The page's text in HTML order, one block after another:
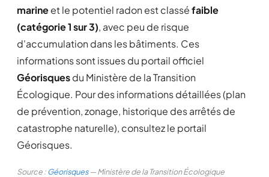
marineet le potentiel radon est classéfaible
(catégorie 1 sur 3), avec peu de risque
d'accumulation dans les bâtiments. Ces
informations sont issues du portail officiel
Géorisquesdu Ministère de la Transition
Écologique. Pour des informations détaillées (plan
de prévention, zonage, historique des arrêtés de
catastrophe naturelle), consultez le portail
Géorisques.
Source :Géorisques— Ministère de la Transition Écologique